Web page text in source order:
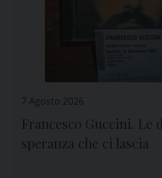
7 Agosto 2026
Francesco Guccini. Le
speranza che ci lascia